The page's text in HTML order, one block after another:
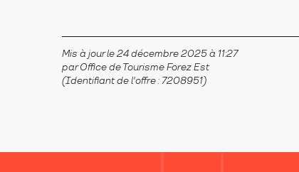
Mis à jour le 24 décembre 2025 à 11:27
par Office de Tourisme Forez Est
(Identifiant de l'offre :7208951)